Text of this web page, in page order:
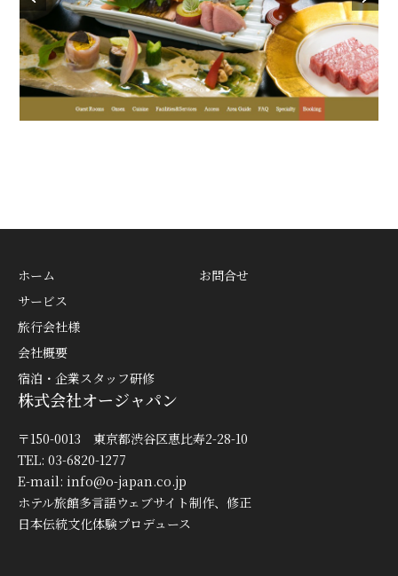
株式会社オージャパン
〒150-0013 東京都渋谷区恵比寿2-28-10
TEL: 03-6820-1277
E-mail: info@o-japan.co.jp
ホテル旅館多言語ウェブサイト制作、修正
日本伝統文化体験プロデュース
ホーム
サービス
旅行会社様
会社概要
宿泊・企業スタッフ研修
お問合せ